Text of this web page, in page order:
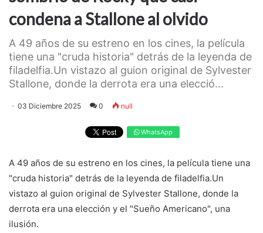
condena a Stallone al olvido
A 49 años de su estreno en los cines, la película
tiene una "cruda historia" detrás de la leyenda de
filadelfia.Un vistazo al guion original de Sylvester
Stallone, donde la derrota era una elecció...
03 Diciembre 2025 0 null
WhatsApp
A 49 años de su estreno en los cines, la película tiene una
"cruda historia" detrás de la leyenda de filadelfia.Un
vistazo al guion original de Sylvester Stallone, donde la
derrota era una elección y el "Sueño Americano", una
ilusión.